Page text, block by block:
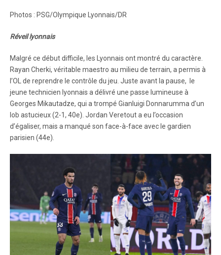
Photos : PSG/Olympique Lyonnais/DR
Réveil lyonnais
Malgré ce début difficile, les Lyonnais ont montré du caractère.
Rayan Cherki, véritable maestro au milieu de terrain, a permis à
l’OL de reprendre le contrôle du jeu. Juste avant la pause, le
jeune technicien lyonnais a délivré une passe lumineuse à
Georges Mikautadze, qui a trompé Gianluigi Donnarumma d’un
lob astucieux (2-1, 40e). Jordan Veretout a eu l’occasion
d’égaliser, mais a manqué son face-à-face avec le gardien
parisien (44e).